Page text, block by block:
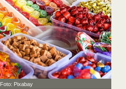
Foto: Pixabay